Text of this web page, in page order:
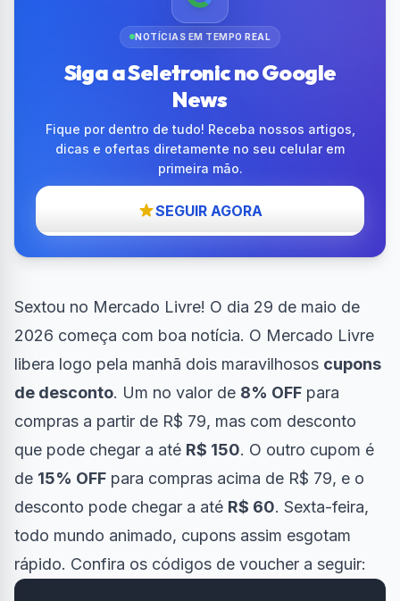
NOTÍCIAS EM TEMPO REAL
Siga a Seletronic no Google
News
Fique por dentro de tudo! Receba nossos artigos,
dicas e ofertas diretamente no seu celular em
primeira mão.
SEGUIR AGORA
Sextou no Mercado Livre! O dia 29 de maio de
2026 começa com boa notícia. O Mercado Livre
libera logo pela manhã dois maravilhosos cupons
de desconto. Um no valor de 8% OFF para
compras a partir de R$ 79, mas com desconto
que pode chegar a até R$ 150. O outro cupom é
de 15% OFF para compras acima de R$ 79, e o
desconto pode chegar a até R$ 60. Sexta-feira,
todo mundo animado, cupons assim esgotam
rápido. Confira os códigos de voucher a seguir: